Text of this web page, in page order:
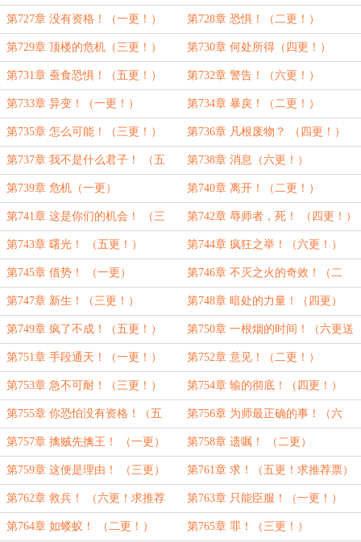
第727章 没有资格！（一更！） 第728章 恐惧！（二更！）
第729章 顶楼的危机（三更！） 第730章 何处所得（四更！）
第731章 蚕食恐惧！（五更！） 第732章 警告！（六更！）
第733章 异变！（一更！） 第734章 暴戾！（二更！）
第735章 怎么可能！（三更！） 第736章 凡根废物？ （四更！）
第737章 我不是什么君子！ （五
更！）
第738章 消息（六更！）
第739章 危机（一更） 第740章 离开！（二更！）
第741章 这是你们的机会！ （三
更！）
第742章 辱师者，死！ （四更！）
第743章 曙光！ （五更！） 第744章 疯狂之举！（六更！）
第745章 借势！ （一更） 第746章 不灭之火的奇效！（二
更）
第747章 新生！（三更！） 第748章 暗处的力量！（四更）
第749章 疯了不成！（五更！） 第750章 一根烟的时间！（六更送
上！）
第751章 手段通天！（一更！） 第752章 意见！（二更！）
第753章 急不可耐！（三更！） 第754章 输的彻底！（四更！）
第755章 你恐怕没有资格！（五
更！）
第756章 为师最正确的事！（六
更！）
第757章 擒贼先擒王！ （一更） 第758章 遗嘱！ （二更）
第759章 这便是理由！ （三更） 第761章 求！（五更！求推荐票）
第762章 救兵！ （六更！求推荐
票）
第763章 只能臣服！（一更！）
第764章 如蝼蚁！ （二更！） 第765章 罪！（三更！）